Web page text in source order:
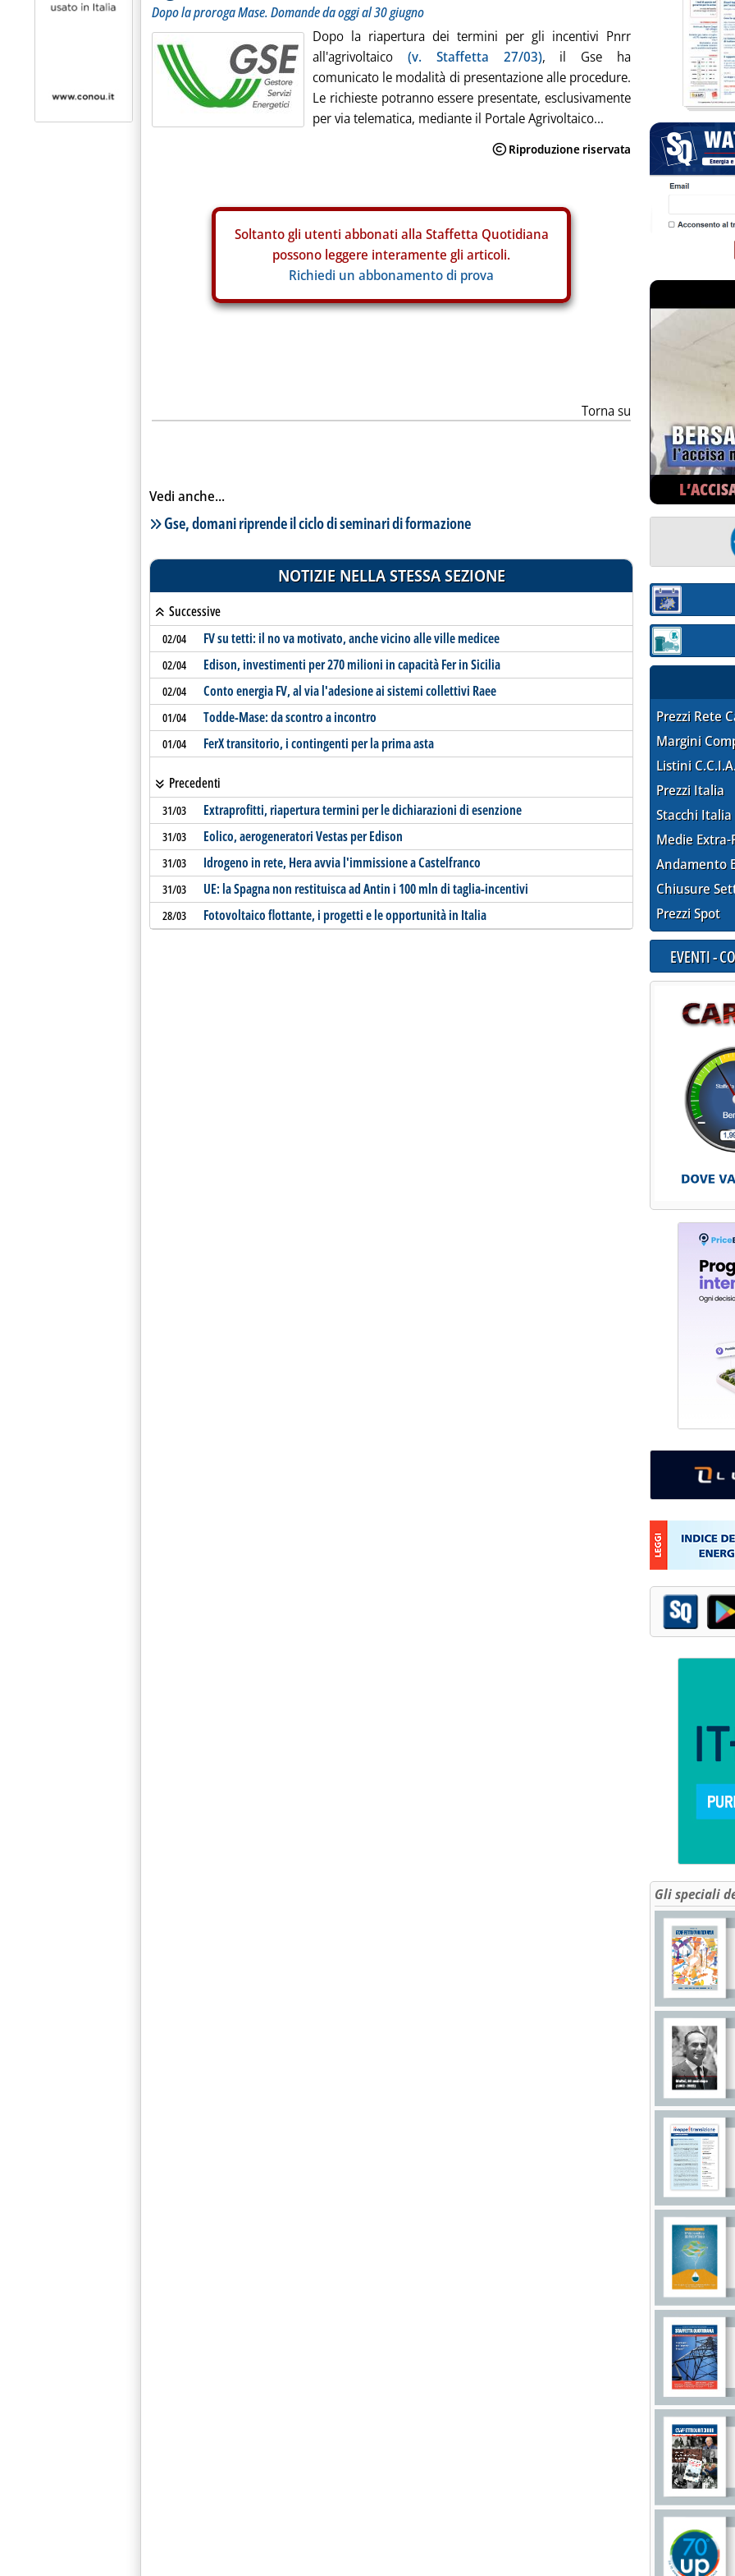
Dopo la proroga Mase. Domande da oggi al 30 giugno
Dopo la riapertura dei termini per gli incentivi Pnrr
all'agrivoltaico (v. Staffetta 27/03), il Gse ha
comunicato le modalità di presentazione alle procedure.
Le richieste potranno essere presentate, esclusivamente
per via telematica, mediante il Portale Agrivoltaico...
Soltanto gli utenti abbonati alla Staffetta Quotidiana
possono leggere interamente gli articoli.
Richiedi un abbonamento di prova
Torna su
Vedi anche...
Lista notizie correlate
Gse, domani riprende il ciclo di seminari di formazione
NOTIZIE NELLA STESSA SEZIONE
Successive
02/04 FV su tetti: il no va motivato, anche vicino alle ville medicee
02/04 Edison, investimenti per 270 milioni in capacità Fer in Sicilia
02/04 Conto energia FV, al via l'adesione ai sistemi collettivi Raee
01/04 Todde-Mase: da scontro a incontro
01/04 FerX transitorio, i contingenti per la prima asta
Precedenti
31/03 Extraprofitti, riapertura termini per le dichiarazioni di esenzione
31/03 Eolico, aerogeneratori Vestas per Edison
31/03 Idrogeno in rete, Hera avvia l'immissione a Castelfranco
31/03 UE: la Spagna non restituisca ad Antin i 100 mln di taglia-incentivi
28/03 Fotovoltaico flottante, i progetti e le opportunità in Italia
Sezione:
Sezione:
Prezzi Rete
Margini
Listini
Prezzi Italia
Stacchi Italia
Medie Extra-
Andamento
Chiusure
Prezzi Spot
EVENTI -
Gli speciali